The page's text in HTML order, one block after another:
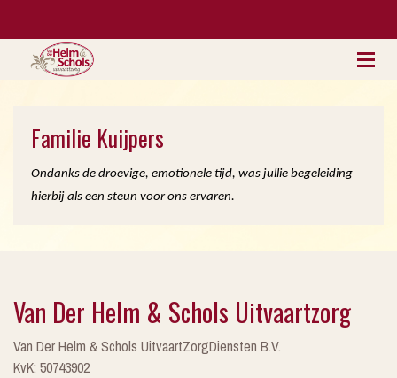
Familie Kuijpers
Ondanks de droevige, emotionele tijd, was jullie begeleiding
hierbij als een steun voor ons ervaren.
Van Der Helm & Schols Uitvaartzorg
Van Der Helm & Schols UitvaartZorgDiensten B.V.
KvK: 50743902